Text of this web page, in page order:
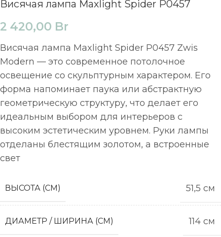
Висячая лампа Maxlight Spider P0457
2 420,00 Br
Висячая лампа Maxlight Spider P0457 Zwis
Modern — это современное потолочное
освещение со скульптурным характером. Его
форма напоминает паука или абстрактную
геометрическую структуру, что делает его
идеальным выбором для интерьеров с
высоким эстетическим уровнем. Руки лампы
отделаны блестящим золотом, а встроенные
свет
ВЫСОТА (СМ) 51,5 см
ДИАМЕТР / ШИРИНА (СМ) 114 см